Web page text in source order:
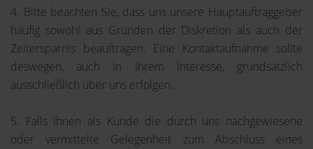
4. Bitte beachten Sie, dass uns unsere Hauptauftraggeber
häufig sowohl aus Gründen der Diskretion als auch der
Zeitersparnis beauftragen. Eine Kontaktaufnahme sollte
deswegen, auch in Ihrem Interesse, grundsätzlich
ausschließlich über uns erfolgen.
5. Falls Ihnen als Kunde die durch uns nachgewiesene
oder vermittelte Gelegenheit zum Abschluss eines